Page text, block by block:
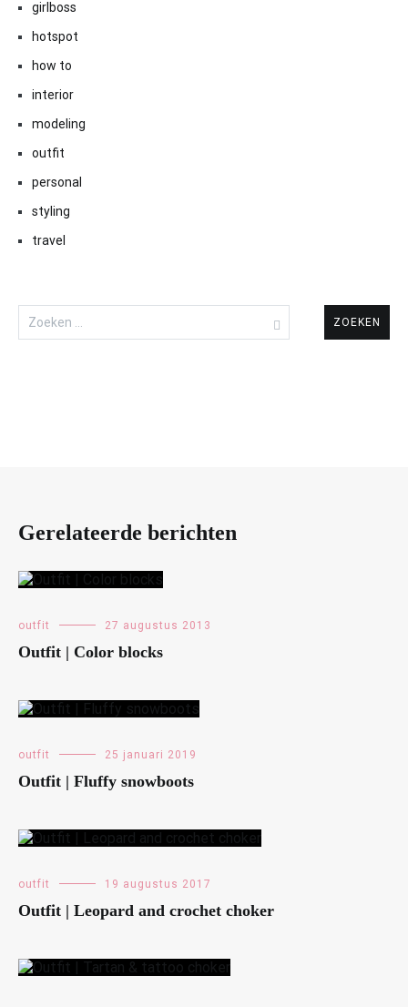
girlboss
hotspot
how to
interior
modeling
outfit
personal
styling
travel
Zoeken
naar:
Gerelateerde berichten
outfit 27 augustus 2013
Outfit | Color blocks
outfit 25 januari 2019
Outfit | Fluffy snowboots
outfit 19 augustus 2017
Outfit | Leopard and crochet choker